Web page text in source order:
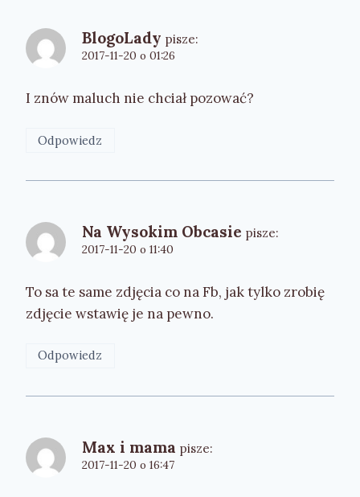
BlogoLady pisze:
2017-11-20 o 01:26
I znów maluch nie chciał pozować?
Odpowiedz
Na Wysokim Obcasie pisze:
2017-11-20 o 11:40
To sa te same zdjęcia co na Fb, jak tylko zrobię
zdjęcie wstawię je na pewno.
Odpowiedz
Max i mama pisze:
2017-11-20 o 16:47